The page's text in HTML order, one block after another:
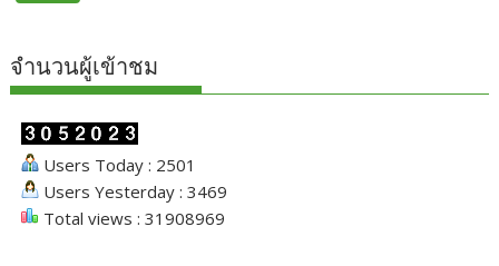
จำนวนผู้เข้าชม
Users Today : 2501
Users Yesterday : 3469
Total views : 31908969